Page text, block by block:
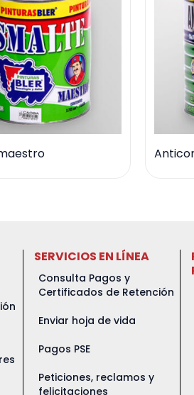
SERVICIOS EN LÍNEA
Consulta Pagos y
Certificados de Retención
Enviar hoja de vida
Pagos PSE
Peticiones, reclamos y
felicitaciones